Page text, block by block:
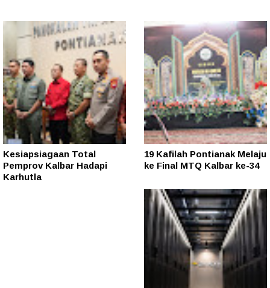
Kesiapsiagaan Total
Pemprov Kalbar Hadapi
Karhutla
19 Kafilah Pontianak Melaju
ke Final MTQ Kalbar ke-34